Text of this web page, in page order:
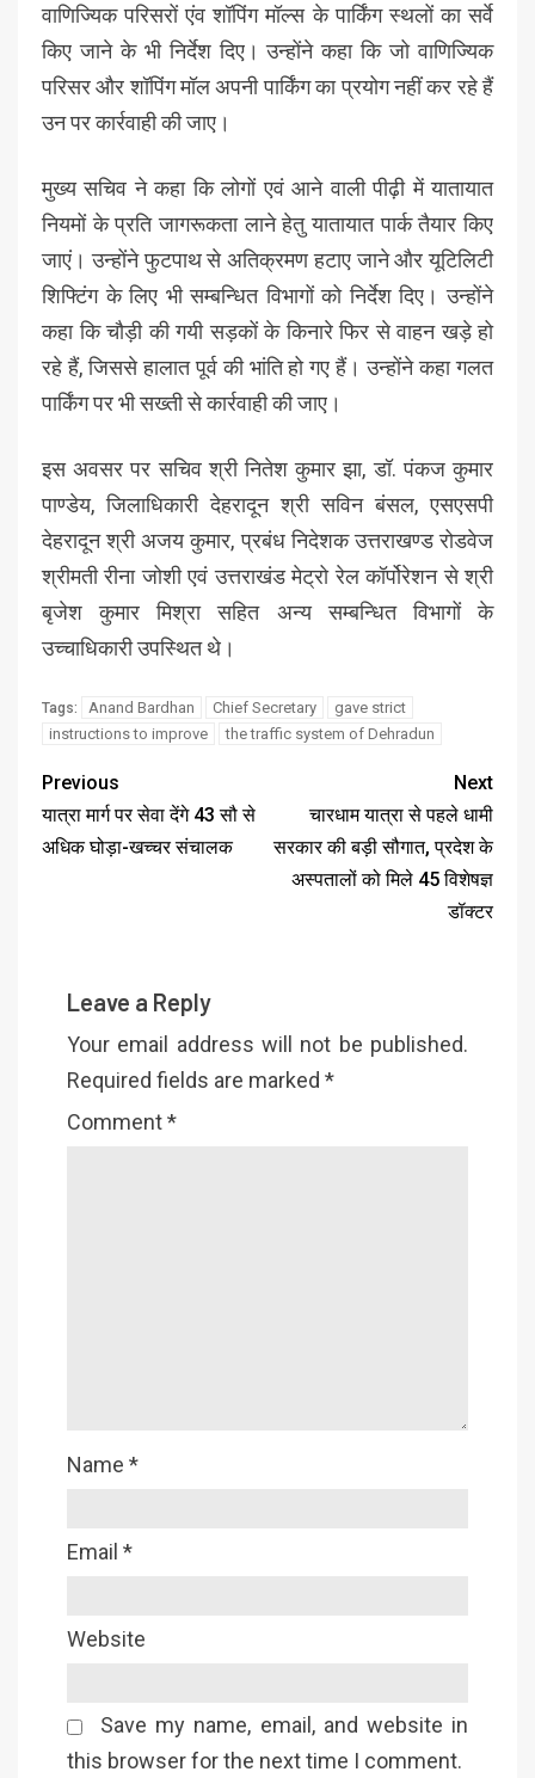
वाणिज्यिक परिसरों एंव शॉपिंग मॉल्स के पार्किंग स्थलों का सर्वे
किए जाने के भी निर्देश दिए। उन्होंने कहा कि जो वाणिज्यिक
परिसर और शॉपिंग मॉल अपनी पार्किंग का प्रयोग नहीं कर रहे हैं
उन पर कार्रवाही की जाए।
मुख्य सचिव ने कहा कि लोगों एवं आने वाली पीढ़ी में यातायात
नियमों के प्रति जागरूकता लाने हेतु यातायात पार्क तैयार किए
जाएं। उन्होंने फुटपाथ से अतिक्रमण हटाए जाने और यूटिलिटी
शिफ्टिंग के लिए भी सम्बन्धित विभागों को निर्देश दिए। उन्होंने
कहा कि चौड़ी की गयी सड़कों के किनारे फिर से वाहन खड़े हो
रहे हैं, जिससे हालात पूर्व की भांति हो गए हैं। उन्होंने कहा गलत
पार्किंग पर भी सख्ती से कार्रवाही की जाए।
इस अवसर पर सचिव श्री नितेश कुमार झा, डॉ. पंकज कुमार
पाण्डेय, जिलाधिकारी देहरादून श्री सविन बंसल, एसएसपी
देहरादून श्री अजय कुमार, प्रबंध निदेशक उत्तराखण्ड रोडवेज
श्रीमती रीना जोशी एवं उत्तराखंड मेट्रो रेल कॉर्पोरेशन से श्री
बृजेश कुमार मिश्रा सहित अन्य सम्बन्धित विभागों के
उच्चाधिकारी उपस्थित थे।
Tags: Anand Bardhan Chief Secretary
gave strict
instructions to improve
the traffic system of Dehradun
Previous
यात्रा मार्ग पर सेवा देंगे 43 सौ से
अधिक घोड़ा-खच्चर संचालक
Next
चारधाम यात्रा से पहले धामी
सरकार की बड़ी सौगात, प्रदेश के
अस्पतालों को मिले 45 विशेषज्ञ
डॉक्टर
Leave a Reply
Your email address will not be published.
Required fields are marked *
Comment*
Name *
Email *
Website
Save my name, email, and website in
this browser for the next time I comment.